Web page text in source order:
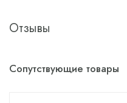
Отзывы
Сопутствующие товары